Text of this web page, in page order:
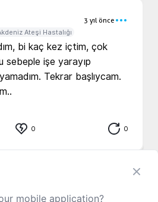
3 yıl önce
Ateşi Hastalığı
bi kaç kez içtim, çok
sebeple işe yarayıp
Tekrar başlıycam.
0 0
Ateşi Hastalığı
mobile application?